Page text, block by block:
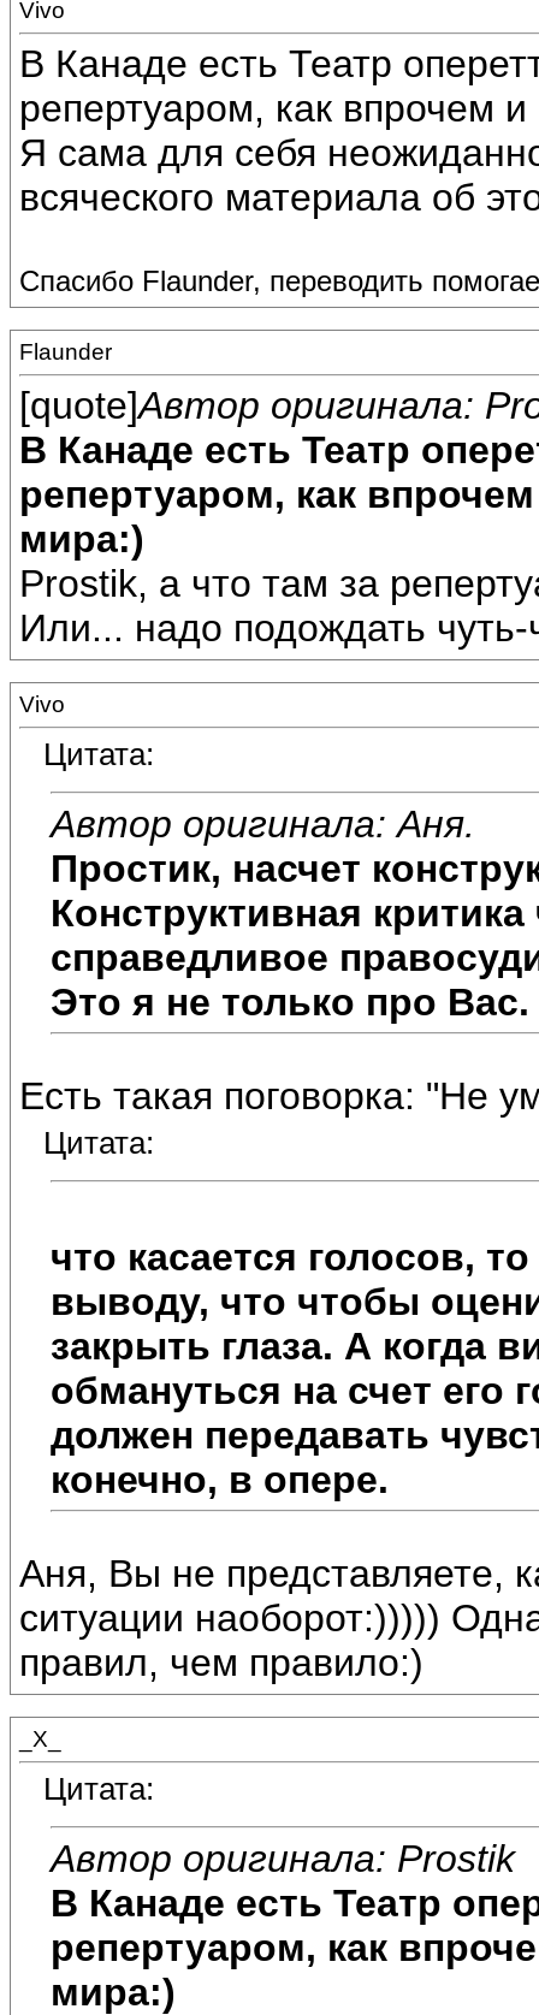
Vivo
В Канаде есть Театр
репертуаром, как впрочем
Я сама для себя
всяческого материала об
Спасибо Flaunder, переводить
Flaunder
[quote]Автор оригинала:
В Канаде есть Театр
репертуаром, как
мира:)
Prostik, а что там за
Или... надо подождать чуть-
Vivo
Цитата:
Автор оригинала: Аня.
Простик, насчет
Конструктивная
справедливое
Это я не только про Вас.
Есть такая поговорка: "Не
Цитата:
что касается голосов,
выводу, что чтобы
закрыть глаза. А когда
обмануться на счет его
должен передавать
конечно, в опере.
Аня, Вы не представляете,
ситуации наоборот:)))))
правил, чем правило:)
_X_
Цитата:
Автор оригинала: Prostik
В Канаде есть Театр
репертуаром, как
мира:)